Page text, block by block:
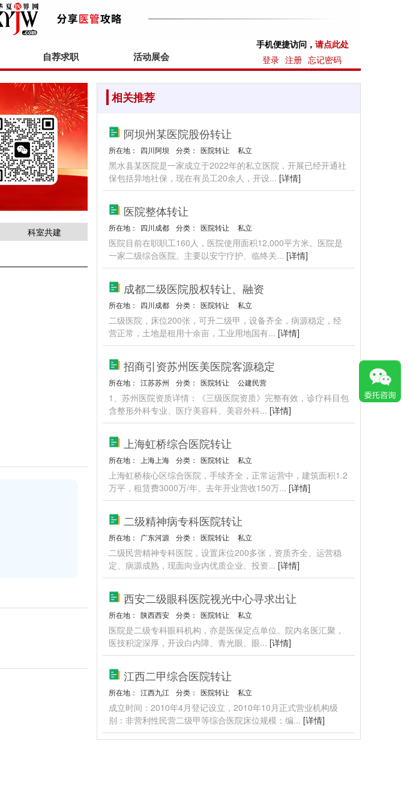
自荐求职 活动展会
手机便捷访问， 请点此处
登录 注册 忘记密码
科室共建
相关推荐
阿坝州某医院股份转让
所在地： 四川阿坝 分类： 医院转让 私立
黑水县某医院是一家成立于2022年的私立医院，开展已经开通社
保包括异地社保，现在有员工20余人，开设... [详情]
医院整体转让
所在地： 四川成都 分类： 医院转让 私立
医院目前在职职工160人，医院使用面积12,000平方米。医院是
一家二级综合医院。主要以安宁疗护、临终关... [详情]
成都二级医院股权转让、融资
所在地： 四川成都 分类： 医院转让 私立
二级医院，床位200张，可升二级甲，设备齐全，病源稳定，经
营正常，土地是租用十余亩，工业用地国有... [详情]
招商引资苏州医美医院客源稳定
所在地： 江苏苏州 分类： 医院转让 公建民营
1、苏州医院资质详情：《三级医院资质》完整有效，诊疗科目包
含整形外科专业、医疗美容科、美容外科... [详情]
上海虹桥综合医院转让
所在地： 上海上海 分类： 医院转让 私立
上海虹桥核心区综合医院，手续齐全，正常运营中，建筑面积1.2
万平，租赁费3000万/年。去年开业营收150万... [详情]
二级精神病专科医院转让
所在地： 广东河源 分类： 医院转让 私立
二级民营精神专科医院，设置床位200多张，资质齐全、运营稳
定、病源成熟，现面向业内优质企业、投资... [详情]
西安二级眼科医院视光中心寻求出让
所在地： 陕西西安 分类： 医院转让 私立
医院是二级专科眼科机构，亦是医保定点单位。院内名医汇聚，
医技积淀深厚，开设白内障、青光眼、眼... [详情]
江西二甲综合医院转让
所在地： 江西九江 分类： 医院转让 私立
成立时间：2010年4月登记设立，2010年10月正式营业机构级
别：非营利性民营二级甲等综合医院床位规模：编... [详情]